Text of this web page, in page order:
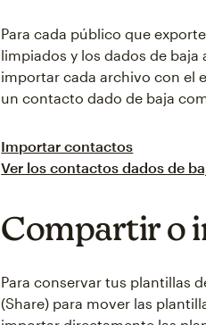
Para cada público que
limpiados y los dados de
importar cada archivo con el
un contacto dado de baja
Importar contactos
Ver los contactos dados de
Compartir o
Para conservar tus plantillas
(Share) para mover las